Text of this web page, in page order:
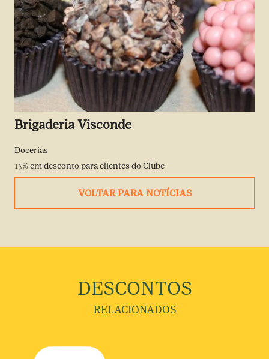
Brigaderia Visconde
Docerias
15%em desconto para clientes do Clube
VOLTAR PARA NOTÍCIAS
DESCONTOS
RELACIONADOS